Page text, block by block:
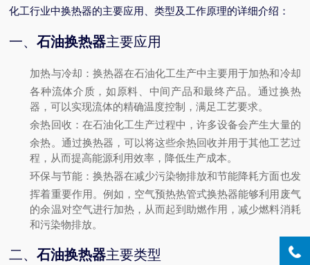
化工行业中换热器的主要应用、类型及工作原理的详细介绍：
一、石油换热器主要应用
加热与冷却 ：换热器在石油化工生产中主要用于加热和冷却
各种流体介质，如原料、中间产品和最终产品。通过换热
器，可以实现流体的精确温度控制，满足工艺要求。
余热回收 ：在石油化工生产过程中，许多设备会产生大量的
余热。通过换热器，可以将这些余热回收并用于其他工艺过
程，从而提高能源利用效率，降低生产成本。
环保与节能：换热器在减少污染物排放和节能降耗方面也发
挥着重要作用。例如，空气预热热管式换热器能够利用废气
的余温对空气进行加热，从而起到助燃作用，减少燃料消耗
和污染物排放。
二、石油换热器主要类型